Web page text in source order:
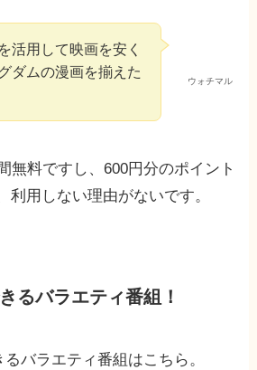
ウォチマル
活用して映画を安く
ダムの漫画を揃えた
無料ですし、600円分のポイント
利用しない理由がないです。
るバラエティ番組！
バラエティ番組はこちら。